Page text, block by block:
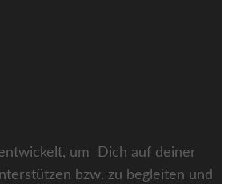
um Dich auf deiner
bzw. zu begleiten und